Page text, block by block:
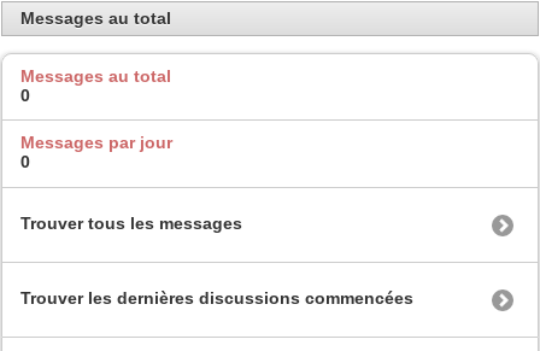
Messages au total
Messages au total
0
Messages par jour
0
Trouver tous les messages
Trouver les dernières discussions commencées